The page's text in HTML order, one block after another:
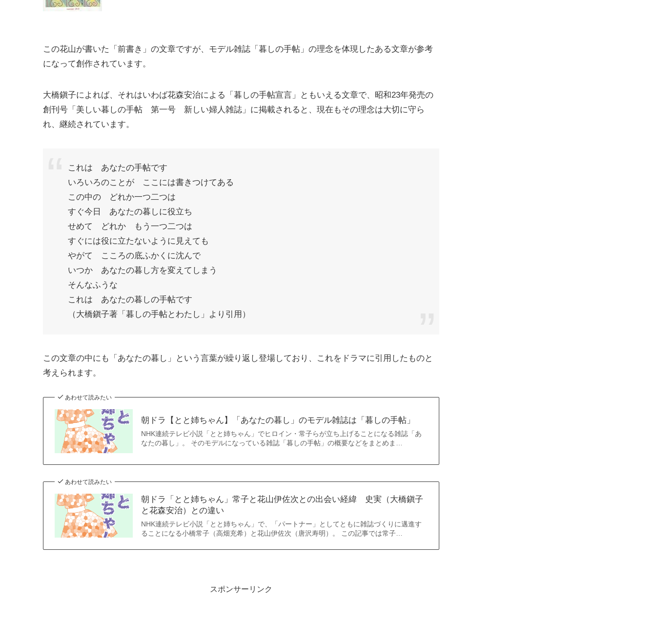
この花山が書いた「前書き」の文章ですが、モデル雑誌「暮しの手帖」の理念を体現したある文章が参考
になって創作されています。
大橋鎭子によれば、それはいわば花森安治による「暮しの手帖宣言」ともいえる文章で、昭和23年発売の
創刊号「美しい暮しの手帖 第一号 新しい婦人雑誌」に掲載されると、現在もその理念は大切に守ら
れ、継続されています。
これは あなたの手帖です
いろいろのことが ここには書きつけてある
この中の どれか一つ二つは
すぐ今日 あなたの暮しに役立ち
せめて どれか もう一つ二つは
すぐには役に立たないように見えても
やがて こころの底ふかくに沈んで
いつか あなたの暮し方を変えてしまう
そんなふうな
これは あなたの暮しの手帖です
（大橋鎭子著「暮しの手帖とわたし」より引用）
この文章の中にも「あなたの暮し」という言葉が繰り返し登場しており、これをドラマに引用したものと
考えられます。
あわせて読みたい
朝ドラ【とと姉ちゃん】「あなたの暮し」のモデル雑誌は「暮しの手帖」
NHK連続テレビ小説「とと姉ちゃん」でヒロイン・常子らが立ち上げることになる雑誌「あ
なたの暮し」。 そのモデルになっている雑誌「暮しの手帖」の概要などをまとめま…
あわせて読みたい
朝ドラ「とと姉ちゃん」常子と花山伊佐次との出会い経緯 史実（大橋鎭子
と花森安治）との違い
NHK連続テレビ小説「とと姉ちゃん」で、「パートナー」としてともに雑誌づくりに邁進す
ることになる小橋常子（高畑充希）と花山伊佐次（唐沢寿明）。 この記事では常子…
スポンサーリンク